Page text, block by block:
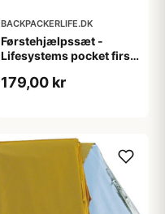
BACKPACKERLIFE.DK
Førstehjælpssæt -
Lifesystems pocket first
179,00 kr